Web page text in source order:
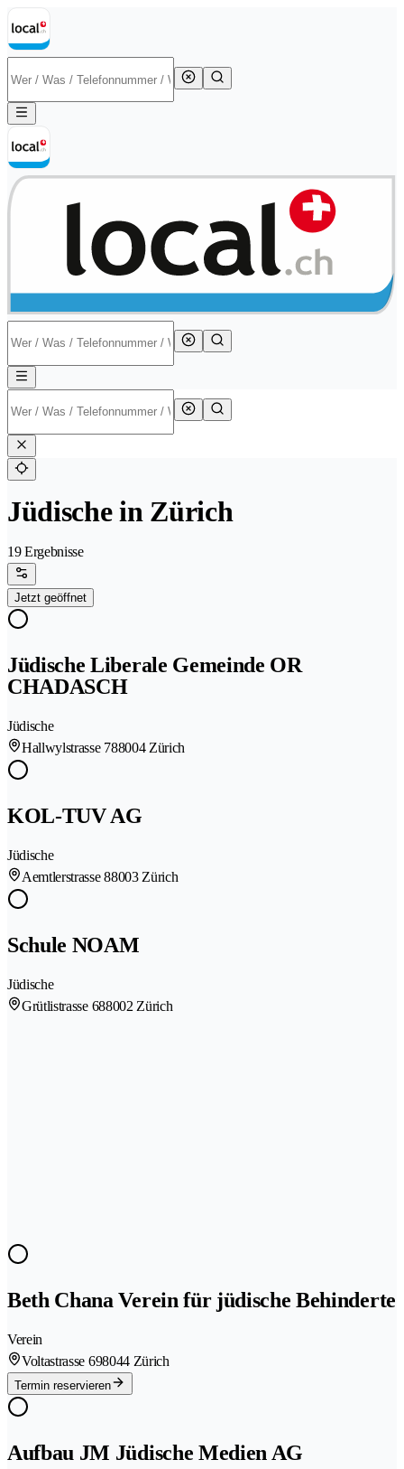
Jüdische in Zürich
19 Ergebnisse
Jetzt geöffnet
Jüdische Liberale Gemeinde OR
CHADASCH
Jüdische
Hallwylstrasse 788004 Zürich
KOL-TUV AG
Jüdische
Aemtlerstrasse 88003 Zürich
Schule NOAM
Jüdische
Grütlistrasse 688002 Zürich
Beth Chana Verein für jüdische Behinderte
Verein
Voltastrasse 698044 Zürich
Termin reservieren
Aufbau JM Jüdische Medien AG